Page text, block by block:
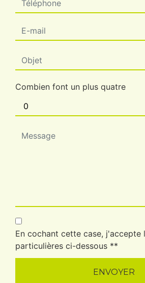
Combien font un plus quatre
En cochant cette case, j'accepte
particulières ci-dessous **
ENVOYER